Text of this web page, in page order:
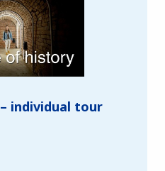
individual tour